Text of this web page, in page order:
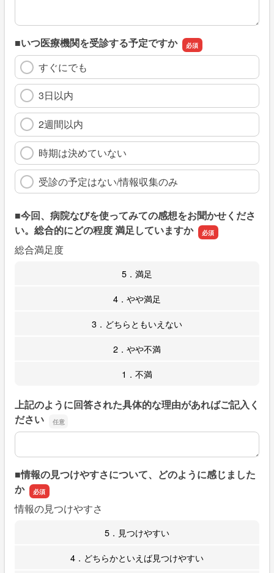
■いつ医療機関を受診する予定ですか
すぐにでも
3日以内
2週間以内
時期は決めていない
受診の予定はない/情報収集のみ
■今回、病院なびを使ってみての感想をお聞かせくださ
い。総合的にどの程度 満足していますか
総合満足度
5．満足
4．やや満足
3．どちらともいえない
2．やや不満
1．不満
上記のように回答された具体的な理由があればご記入く
ださい
上記のように回答された具体的な理由があればご記入くだ
■情報の見つけやすさについて、どのように感じました
か
情報の見つけやすさ
5．見つけやすい
4．どちらかといえば見つけやすい